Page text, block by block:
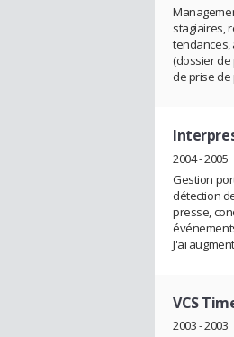
stagiaires,
tendances,
(dossier de
de prise de
2004 - 2005
Gestion
détection
presse,
J'ai
VCS
2003 - 2003